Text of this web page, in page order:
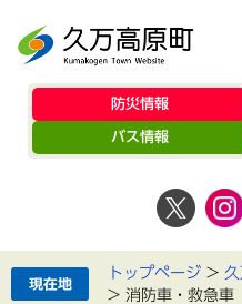
防災情報
バス情報
トップページ >
> 消防車・救急車